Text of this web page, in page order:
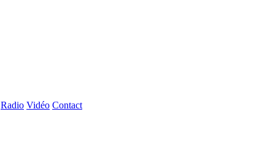
Radio Vidéo Contact